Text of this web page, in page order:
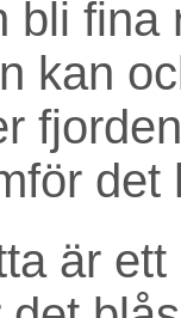
bli fina
kan
det
är